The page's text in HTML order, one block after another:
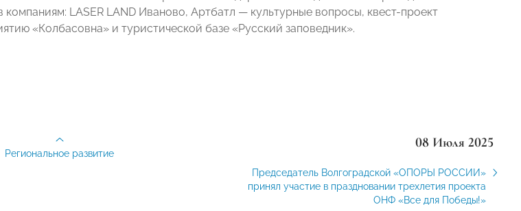
компаниям: LASER LAND Иваново, Артбатл — культурные вопросы, квест-проект
«Колбасовна» и туристической базе «Русский заповедник».
08 Июля 2025
Председатель Волгоградской «ОПОРЫ РОССИИ»
принял участие в праздновании трехлетия проекта
ОНФ «Все для Победы!»
Региональное развитие